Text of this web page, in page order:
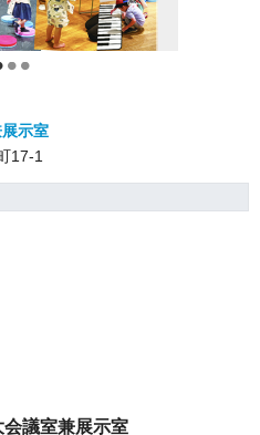
示室
17-1
会議室兼展示室